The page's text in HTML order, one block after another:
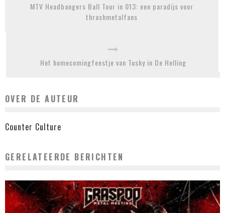
MTV Headbangers Ball Tour in 013: een paradijs voor
thrashmetalfans
Het homecomingfeestje van Tusky in De Helling
OVER DE AUTEUR
Counter Culture
GERELATEERDE BERICHTEN